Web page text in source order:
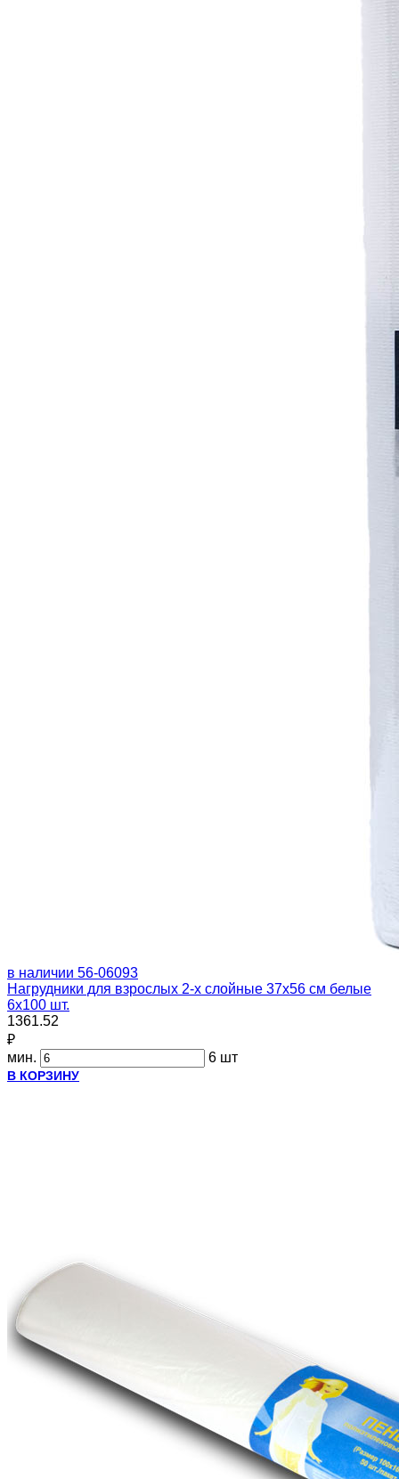
в наличии 56-06093
Нагрудники для взрослых 2-х слойные 37х56 см белые
6х100 шт.
1361.52
₽
мин.
6 шт
В КОРЗИНУ